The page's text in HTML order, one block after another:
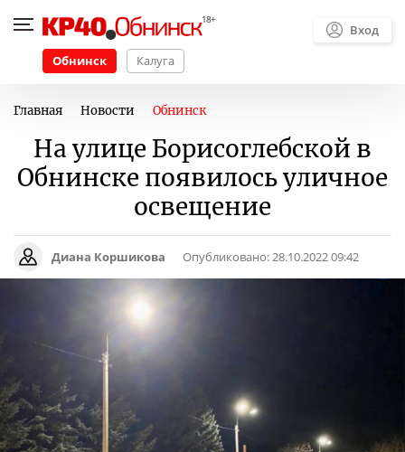
Обнинск Калуга
Вход
Главная Новости Обнинск
На улице Борисоглебской в
Обнинске появилось уличное
освещение
Диана Коршикова Опубликовано:28.10.2022 09:42